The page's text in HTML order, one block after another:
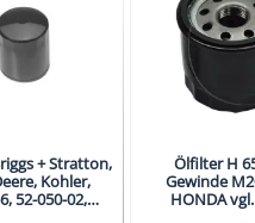
+ Stratton,
Kohler,
52-050-02,
Ölfilter H
Gewinde
HONDA